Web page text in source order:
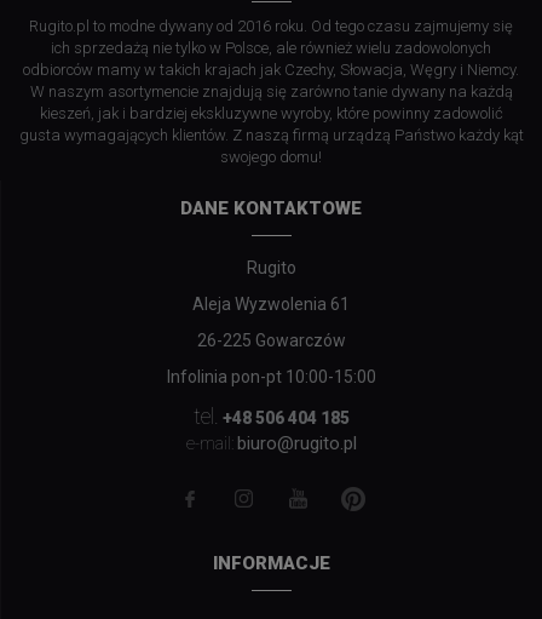
Rugito.pl to modne dywany od 2016 roku. Od tego czasu zajmujemy się
ich sprzedażą nie tylko w Polsce, ale również wielu zadowolonych
odbiorców mamy w takich krajach jak Czechy, Słowacja, Węgry i Niemcy.
W naszym asortymencie znajdują się zarówno tanie dywany na każdą
kieszeń, jak i bardziej ekskluzywne wyroby, które powinny zadowolić
gusta wymagających klientów. Z naszą firmą urządzą Państwo każdy kąt
swojego domu!
DANE KONTAKTOWE
Rugito
Aleja Wyzwolenia 61
26-225 Gowarczów
Infolinia pon-pt 10:00-15:00
tel. +48 506 404 185
e-mail: biuro@rugito.pl
INFORMACJE